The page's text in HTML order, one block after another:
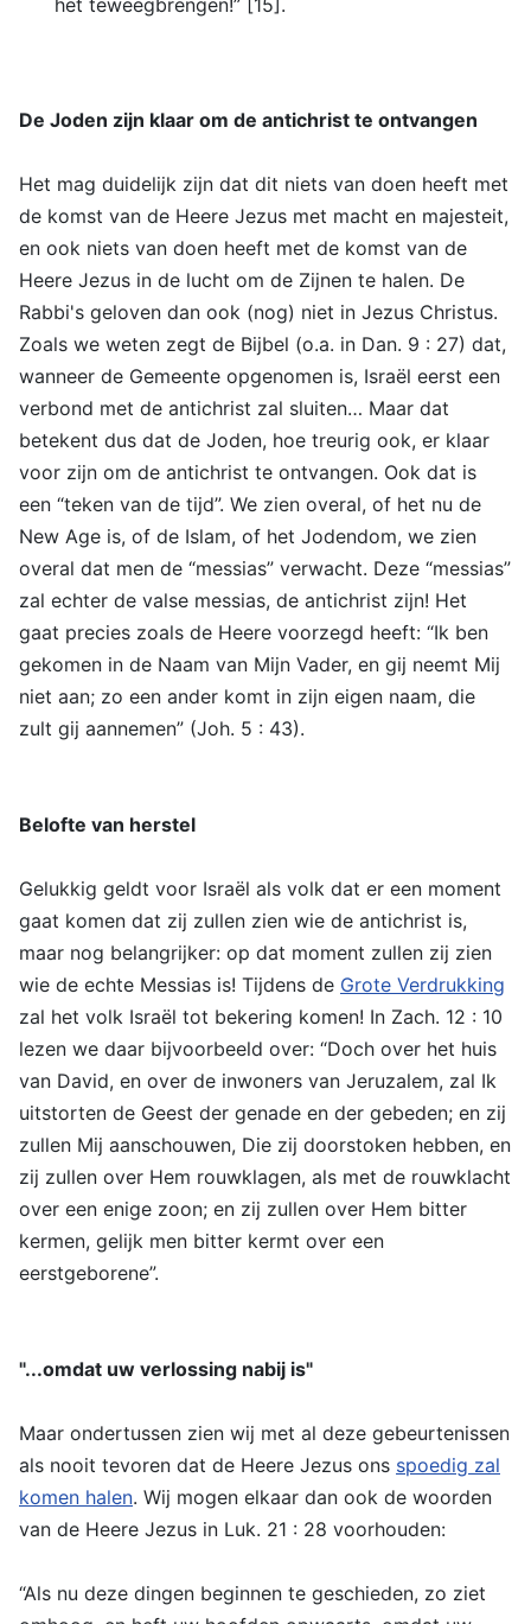
het teweegbrengen!” [15].
De Joden zijn klaar om de antichrist te ontvangen
Het mag duidelijk zijn dat dit niets van doen heeft met
de komst van de Heere Jezus met macht en majesteit,
en ook niets van doen heeft met de komst van de
Heere Jezus in de lucht om de Zijnen te halen. De
Rabbi's geloven dan ook (nog) niet in Jezus Christus.
Zoals we weten zegt de Bijbel (o.a. in Dan. 9 : 27) dat,
wanneer de Gemeente opgenomen is, Israël eerst een
verbond met de antichrist zal sluiten… Maar dat
betekent dus dat de Joden, hoe treurig ook, er klaar
voor zijn om de antichrist te ontvangen. Ook dat is
een “teken van de tijd”. We zien overal, of het nu de
New Age is, of de Islam, of het Jodendom, we zien
overal dat men de “messias” verwacht. Deze “messias”
zal echter de valse messias, de antichrist zijn! Het
gaat precies zoals de Heere voorzegd heeft: “Ik ben
gekomen in de Naam van Mijn Vader, en gij neemt Mij
niet aan; zo een ander komt in zijn eigen naam, die
zult gij aannemen” (Joh. 5 : 43).
Belofte van herstel
Gelukkig geldt voor Israël als volk dat er een moment
gaat komen dat zij zullen zien wie de antichrist is,
maar nog belangrijker: op dat moment zullen zij zien
wie de echte Messias is! Tijdens de Grote Verdrukking
zal het volk Israël tot bekering komen! In Zach. 12 : 10
lezen we daar bijvoorbeeld over: “Doch over het huis
van David, en over de inwoners van Jeruzalem, zal Ik
uitstorten de Geest der genade en der gebeden; en zij
zullen Mij aanschouwen, Die zij doorstoken hebben, en
zij zullen over Hem rouwklagen, als met de rouwklacht
over een enige zoon; en zij zullen over Hem bitter
kermen, gelijk men bitter kermt over een
eerstgeborene”.
"...omdat uw verlossing nabij is"
Maar ondertussen zien wij met al deze gebeurtenissen
als nooit tevoren dat de Heere Jezus ons spoedig zal
komen halen. Wij mogen elkaar dan ook de woorden
van de Heere Jezus in Luk. 21 : 28 voorhouden:
“Als nu deze dingen beginnen te geschieden, zo ziet